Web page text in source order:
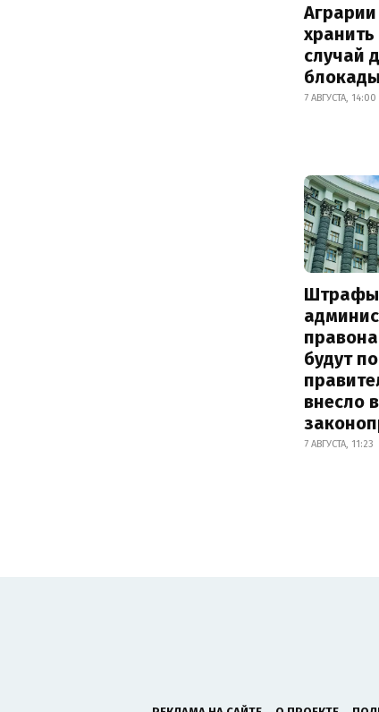
случай
7 АВГУСТА, 14:00
Штрафы
будут
внесло
7 АВГУСТА, 11:23